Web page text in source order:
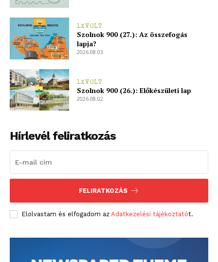
blogSZOLNOK
1XVOLT
Szolnok 900 (27.): Az összefogás
lapja?
2026.08.03.
1XVOLT
Szolnok 900 (26.): Előkészületi lap
2026.08.02.
Hírlevél feliratkozás
FELIRATKOZÁS
Elolvastam és elfogadom az Adatkezelési tájékoztatót.